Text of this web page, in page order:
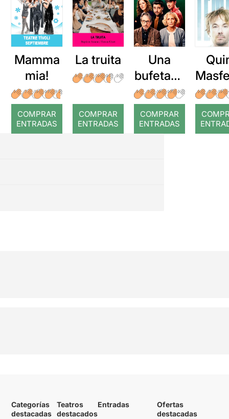
Mamma
mia!
COMPRAR
ENTRADAS
La truita
COMPRAR
ENTRADAS
Una
bufetada
a temps
COMPRAR
ENTRADAS
r:
Categorías
destacadas
Teatros
destacados
Entradas
Ofertas
destacadas